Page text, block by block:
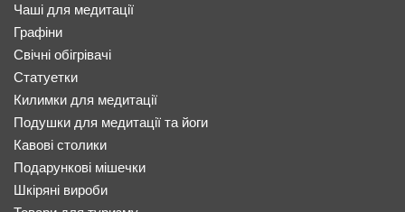
Чаші для медитації
Графіни
Свічні обігрівачі
Статуетки
Килимки для медитації
Подушки для медитації та йоги
Кавові столики
Подарункові мішечки
Шкіряні вироби